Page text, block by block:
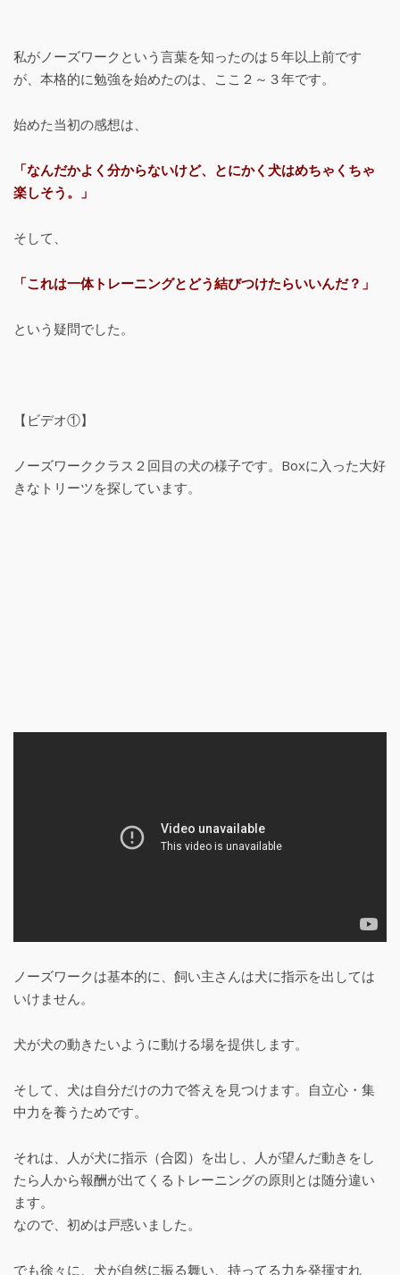
私がノーズワークという言葉を知ったのは５年以上前です
が、本格的に勉強を始めたのは、ここ２～３年です。
始めた当初の感想は、
「なんだかよく分からないけど、とにかく犬はめちゃくちゃ
楽しそう。」
そして、
「これは一体トレーニングとどう結びつけたらいいんだ？」
という疑問でした。
【ビデオ①】
ノーズワーククラス２回目の犬の様子です。Boxに入った大好
きなトリーツを探しています。
ノーズワークは基本的に、飼い主さんは犬に指示を出しては
いけません。
犬が犬の動きたいように動ける場を提供します。
そして、犬は自分だけの力で答えを見つけます。自立心・集
中力を養うためです。
それは、人が犬に指示（合図）を出し、人が望んだ動きをし
たら人から報酬が出てくるトレーニングの原則とは随分違い
ます。
なので、初めは戸惑いました。
でも徐々に、犬が自然に振る舞い、持ってる力を発揮すれ